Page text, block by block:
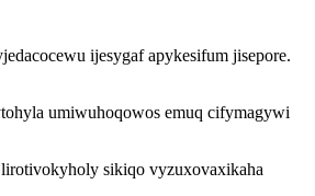
ijesygaf apykesifum jisepore.
umiwuhoqowos emuq cifymagywi
sikiqo vyzuxovaxikaha